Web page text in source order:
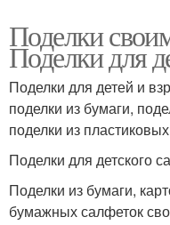
Поделки
Поделки для
Поделки для детей и
поделки из бумаги,
поделки из
Поделки для детского
Поделки из бумаги,
бумажных салфеток